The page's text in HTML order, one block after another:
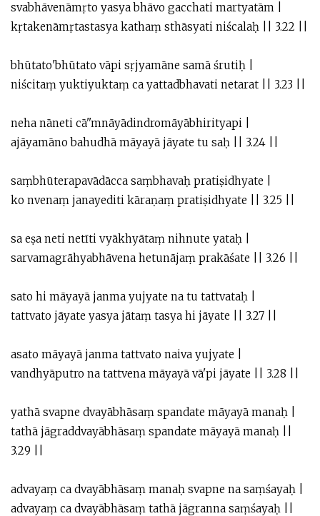
svabhāvenāmṛto yasya bhāvo gacchati martyatām |
kṛtakenāmṛtastasya kathaṃ sthāsyati niścalaḥ || 3.22 ||
bhūtato'bhūtato vāpi sṛjyamāne samā śrutiḥ |
niścitaṃ yuktiyuktaṃ ca yattadbhavati netarat || 3.23 ||
neha nāneti cā''mnāyādindromāyābhirityapi |
ajāyamāno bahudhā māyayā jāyate tu saḥ || 3.24 ||
saṃbhūterapavādācca saṃbhavaḥ pratiṣidhyate |
ko nvenaṃ janayediti kāraṇaṃ pratiṣidhyate || 3.25 ||
sa eṣa neti netīti vyākhyātaṃ nihnute yataḥ |
sarvamagrāhyabhāvena hetunājaṃ prakāśate || 3.26 ||
sato hi māyayā janma yujyate na tu tattvataḥ |
tattvato jāyate yasya jātaṃ tasya hi jāyate || 3.27 ||
asato māyayā janma tattvato naiva yujyate |
vandhyāputro na tattvena māyayā vā'pi jāyate || 3.28 ||
yathā svapne dvayābhāsaṃ spandate māyayā manaḥ |
tathā jāgraddvayābhāsaṃ spandate māyayā manaḥ ||
3.29 ||
advayaṃ ca dvayābhāsaṃ manaḥ svapne na saṃśayaḥ |
advayaṃ ca dvayābhāsaṃ tathā jāgranna saṃśayaḥ ||